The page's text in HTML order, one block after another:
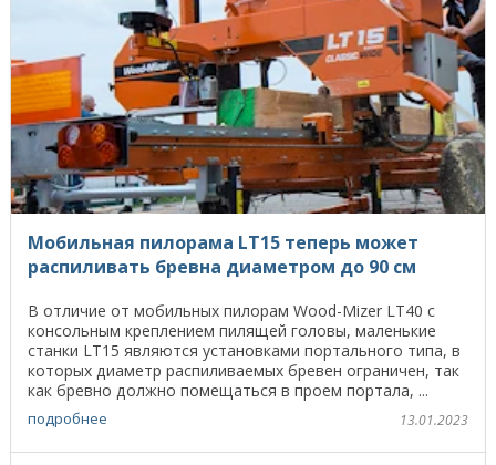
Мобильная пилорама LT15 теперь может
распиливать бревна диаметром до 90 см
В отличие от мобильных пилорам Wood-Mizer LT40 с
консольным креплением пилящей головы, маленькие
станки LT15 являются установками портального типа, в
которых диаметр распиливаемых бревен ограничен, так
как бревно должно помещаться в проем портала, ...
подробнее 13.01.2023